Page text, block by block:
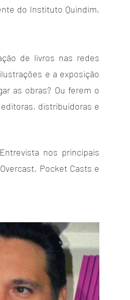
do Instituto Quindim,
de livros nas redes
e a exposição
as obras? Ou ferem o
distribuidoras e
nos principais
Pocket Casts e